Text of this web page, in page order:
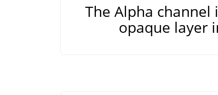
The Alpha
opaque layer